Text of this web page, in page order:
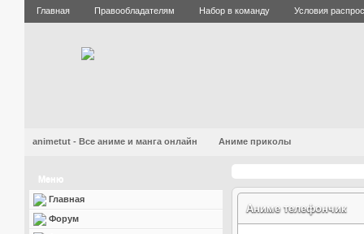
Главная Правообладателям Набор в команду Условия
animetut - Все аниме и манга онлайн Аниме приколы
Меню
Главная
Форум
Аниме телефончик